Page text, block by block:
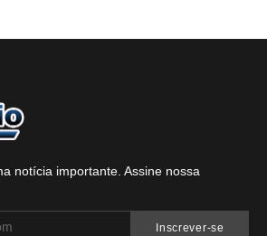
notícia importante. Assine nossa
Inscrever-se